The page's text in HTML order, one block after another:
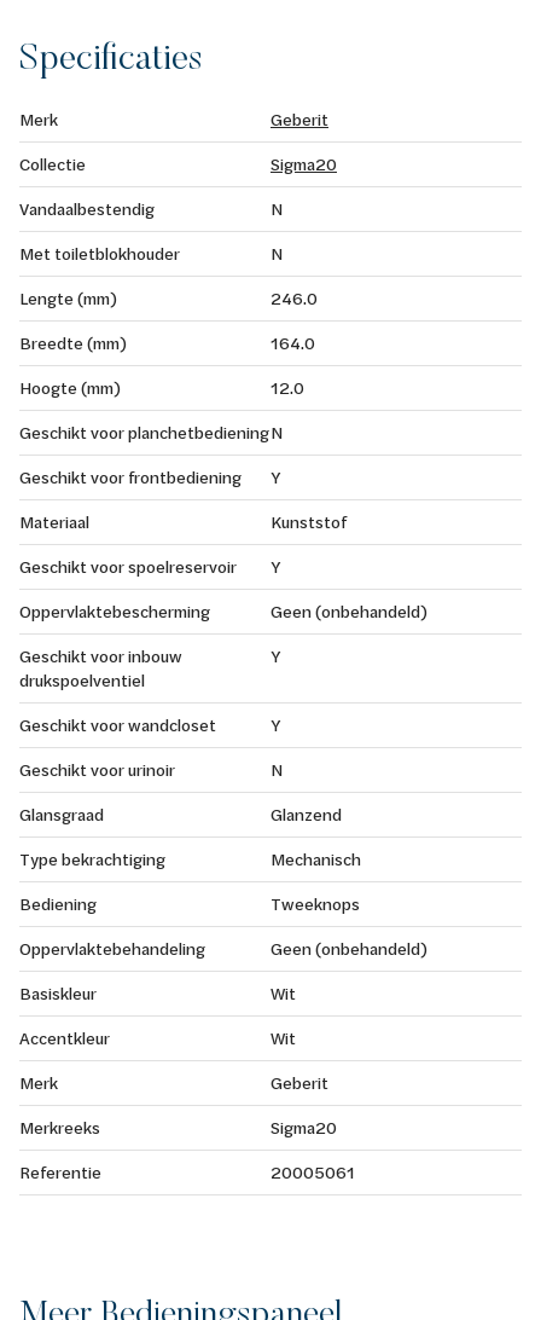
Specificaties
Merk
Geberit
Collectie
Sigma20
Vandaalbestendig
N
Met toiletblokhouder
N
Lengte (mm)
246.0
Breedte (mm)
164.0
Hoogte (mm)
12.0
Geschikt voor planchetbedieningN
Geschikt voor frontbediening
Y
Materiaal
Kunststof
Geschikt voor spoelreservoir
Y
Oppervlaktebescherming
Geen (onbehandeld)
Geschikt voor inbouw
drukspoelventiel
Y
Geschikt voor wandcloset
Y
Geschikt voor urinoir
N
Glansgraad
Glanzend
Type bekrachtiging
Mechanisch
Bediening
Tweeknops
Oppervlaktebehandeling
Geen (onbehandeld)
Basiskleur
Wit
Accentkleur
Wit
Merk
Geberit
Merkreeks
Sigma20
Referentie
20005061